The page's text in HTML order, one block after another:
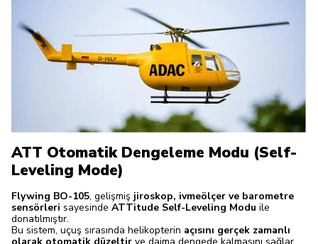
ATT Otomatik Dengeleme Modu (Self-
Leveling Mode)
Flywing BO-105, gelişmiş jiroskop, ivmeölçer ve barometre
sensörleri sayesinde ATTitude Self-Leveling Modu ile
donatılmıştır.
Bu sistem, uçuş sırasında helikopterin açısını gerçek zamanlı